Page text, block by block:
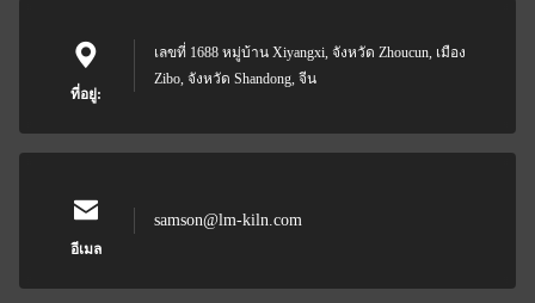
ที่อยู่:
เลขที่ 1688 หมู่บ้าน Xiyangxi, จังหวัด Zhoucun, เมือง
Zibo, จังหวัด Shandong, จีน
อีเมล
samson@lm-kiln.com